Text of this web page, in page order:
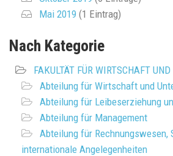
Mai 2019 (1 Eintrag)
Nach Kategorie
FAKULTÄT FÜR WIRTSCHAFT
Abteilung für Wirtschaft und
Abteilung für Leibeserziehung
Abteilung für Management
Abteilung für Rechnungswesen,
internationale Angelegenheiten